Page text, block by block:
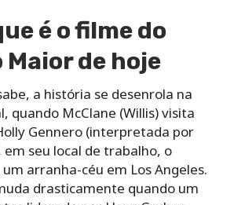
é o filme do
Maior de hoje
a história se desenrola na
quando McClane (Willis) visita
Gennero (interpretada por
em seu local de trabalho, o
arranha-céu em Los Angeles.
drasticamente quando um